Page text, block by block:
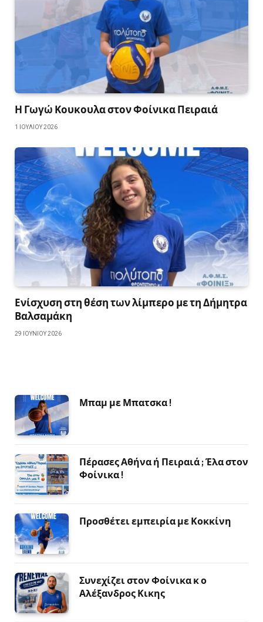
Η Γωγώ Κουκουλα στον Φοίνικα Πειραιά
1 ΙΟΥΛΊΟΥ 2026
Ενίσχυση στη θέση των λίμπερο με τη Δήμητρα
Βαλσαμάκη
29 ΙΟΥΝΊΟΥ 2026
Μπαμ με Μπατσκα !
Πέρασες Αθήνα ή Πειραιά ; Έλα στον
Φοίνικα !
Προσθέτει εμπειρία με Κοκκίνη
Συνεχίζει στον Φοίνικα κ ο
Αλέξανδρος Κικης